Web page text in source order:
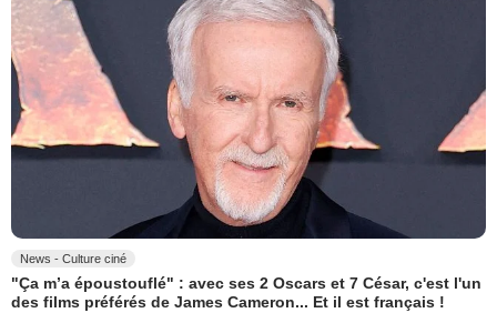
News - Culture ciné
"Ça m’a époustouflé" : avec ses 2 Oscars et 7 César, c'est l'un
des films préférés de James Cameron... Et il est français !